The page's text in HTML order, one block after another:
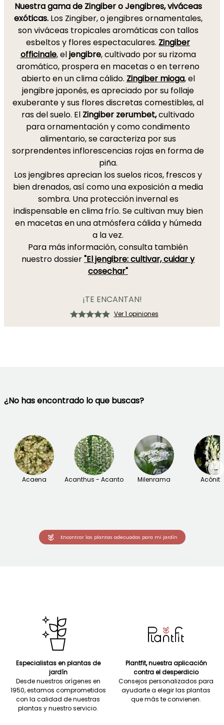
Nuestra gama de Zingiber o Jengibres, viváceas
exóticas.Los Zingiber, o jengibres ornamentales,
son viváceas tropicales aromáticas con tallos
esbeltos y flores espectaculares. Zingiber
officinale, eljengibre, cultivado por su rizoma
aromático, prospera en macetas o en terreno
abierto en un clima cálido. Zingiber mioga, el
jengibre japonés, es apreciado por su follaje
exuberante y sus flores discretas comestibles, al
ras del suelo. El Zingiber zerumbet,cultivado
para ornamentación y como condimento
alimentario, se caracteriza por sus
sorprendentes inflorescencias rojas en forma de
piña.
Los jengibres aprecian los suelos ricos, frescos y
bien drenados, así como una exposición a media
sombra. Una protección invernal es
indispensable en clima frío. Se cultivan muy bien
en macetas en una atmósfera cálida y húmeda
a la vez.
Para más información, consulta también
nuestro dossier"El jengibre: cultivar, cuidar y
cosechar"
¡TE ENCANTAN!
Ver 1 opiniones
¿No has encontrado lo que buscas?
Acaena Acanthus - Acanto Milenrama
→
Encontrar las plantas adecuadas para mi jardín
Especialistas en plantas de
jardín
Desde nuestros orígenes en
1950, estamos comprometidos
con la calidad de nuestras
plantas y nuestro servicio.
Plantfit, nuestra aplicación
contra el desperdicio
Consejos personalizados para
ayudarte a elegir las plantas
que más te convienen.